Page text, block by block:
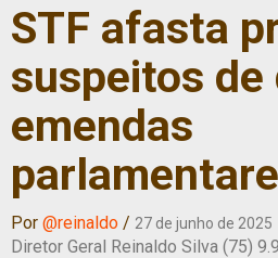
STF afasta
suspeitos de
emendas
Por @reinaldo / 27 de junho de 2025
Diretor Geral Reinaldo Silva (75)